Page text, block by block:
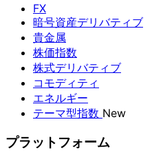
FX
暗号資産デリバティブ
貴金属
株価指数
株式デリバティブ
コモディティ
エネルギー
テーマ型指数 New
プラットフォーム